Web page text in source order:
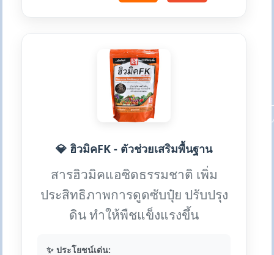
💎 ฮิวมิคFK - ตัวช่วยเสริมพื้นฐาน
สารฮิวมิคแอซิดธรรมชาติ เพิ่ม
ประสิทธิภาพการดูดซับปุ๋ย ปรับปรุง
ดิน ทำให้พืชแข็งแรงขึ้น
✨ ประโยชน์เด่น: